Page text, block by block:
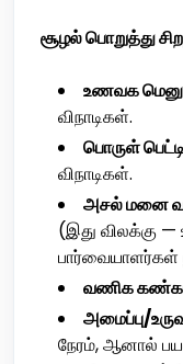
சூழல் பொறுத்து
உணவக மெனு
விநாடிகள்.
பொருள்
விநாடிகள்.
அசல் மனை
(இது விலக்கு —
பார்வையாளர்கள்
வணிக
அமைப்பு/
நேரம், ஆனால்